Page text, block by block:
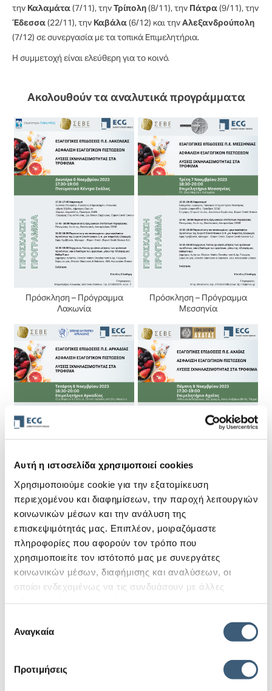
Αυτή η ιστοσελίδα χρησιμοποιεί cookies
Χρησιμοποιούμε cookie για την εξατομίκευση
περιεχομένου και διαφημίσεων, την παροχή λειτουργιών
κοινωνικών μέσων και την ανάλυση της
επισκεψιμότητάς μας. Επιπλέον, μοιραζόμαστε
πληροφορίες που αφορούν τον τρόπο που
χρησιμοποιείτε τον ιστότοπό μας με συνεργάτες
κοινωνικών μέσων, διαφήμισης και αναλύσεων, οι
οποίοι ενδεχομένως να τις συνδυάσουν με άλλες
των υπηρεσιών τους.
συγκατάθεσης
Αναγκαία
Προτιμήσεις
την Καλαμάτα (7/11), την Τρίπολη (8/11), την Πάτρα (9/11), την
Έδεσσα (22/11), την Καβάλα (6/12) και την Αλεξανδρούπολη
(7/12) σε συνεργασία με τα τοπικά Επιμελητήρια.
Η συμμετοχή είναι ελεύθερη για το κοινό.
Ακολουθούν τα αναλυτικά προγράμματα
Πρόσκληση – Πρόγραμμα
Λακωνία
Πρόσκληση – Πρόγραμμα
Μεσσηνία
Πρόσκληση – Πρόγραμμα
Αρκαδία
Πρόσκληση – Πρόγραμμα